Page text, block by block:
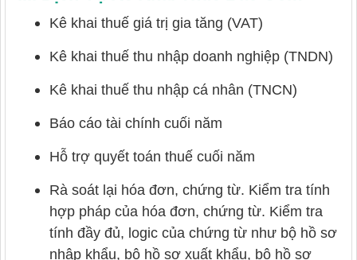
Kê khai thuế giá trị gia tăng (VAT)
Kê khai thuế thu nhập doanh nghiệp (TNDN)
Kê khai thuế thu nhập cá nhân (TNCN)
Báo cáo tài chính cuối năm
Hỗ trợ quyết toán thuế cuối năm
Rà soát lại hóa đơn, chứng từ. Kiểm tra tính
hợp pháp của hóa đơn, chứng từ. Kiểm tra
tính đầy đủ, logic của chứng từ như bộ hồ sơ
nhập khẩu, bộ hồ sơ xuất khẩu, bộ hồ sơ